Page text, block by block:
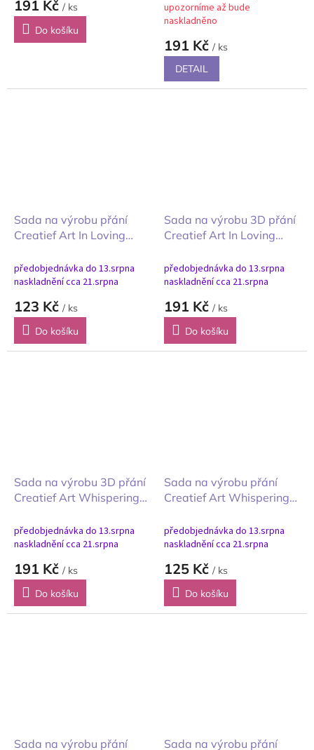
191 Kč / ks
Do košíku
upozorníme až bude
naskladněno
191 Kč / ks
DETAIL
Sada na výrobu přání
Creatief Art In Loving
předobjednávka do 13.srpna
naskladnění cca 21.srpna
123 Kč / ks
Do košíku
Sada na výrobu 3D přání
Creatief Art In Loving
předobjednávka do 13.srpna
naskladnění cca 21.srpna
191 Kč / ks
Do košíku
Sada na výrobu 3D přání
Creatief Art Whispering
předobjednávka do 13.srpna
naskladnění cca 21.srpna
191 Kč / ks
Do košíku
Sada na výrobu přání
Creatief Art Whispering
předobjednávka do 13.srpna
naskladnění cca 21.srpna
125 Kč / ks
Do košíku
Sada na výrobu přání Sada na výrobu přání